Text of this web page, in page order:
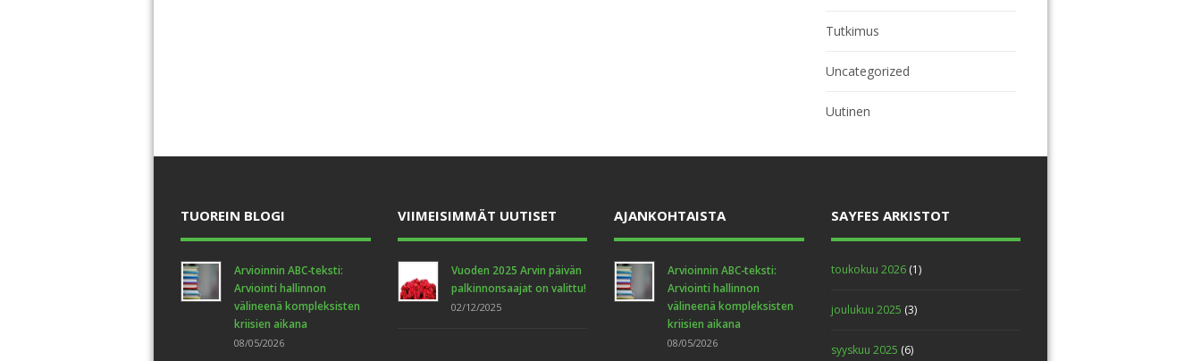
Tutkimus
Uncategorized
Uutinen
TUOREIN BLOGI
Arvioinnin ABC-teksti:
Arviointi hallinnon
välineenä kompleksisten
kriisien aikana
08/05/2026
VIIMEISIMMÄT UUTISET
Vuoden 2025 Arvin päivän
palkinnonsaajat on valittu!
02/12/2025
AJANKOHTAISTA
Arvioinnin ABC-teksti:
Arviointi hallinnon
välineenä kompleksisten
kriisien aikana
08/05/2026
SAYFES ARKISTOT
toukokuu 2026(1)
joulukuu 2025 (3)
syyskuu 2025 (6)